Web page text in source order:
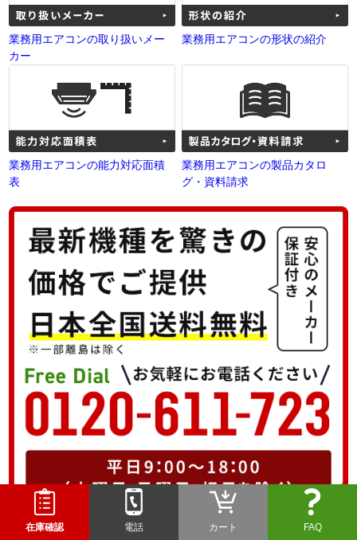
業務用エアコンの取り扱いメー
カー
業務用エアコンの形状の紹介
業務用エアコンの能力対応面積
表
業務用エアコンの製品カタロ
グ・資料請求
在庫確認 電話 カート FAQ